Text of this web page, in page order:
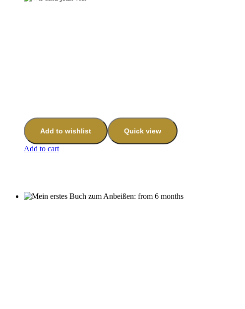
Add to wishlist Quick view
Add to cart